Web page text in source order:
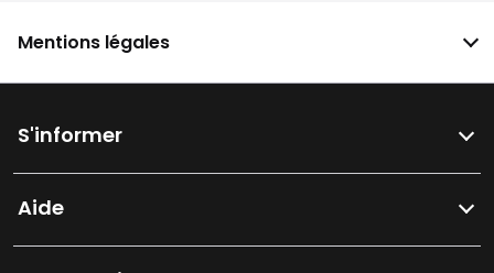
Mentions légales
S'informer
Aide